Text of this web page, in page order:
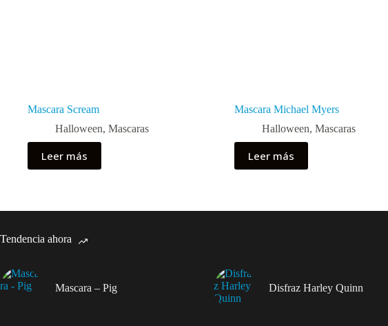
Mascara Scream
Halloween, Mascaras
Leer más
Mascara Michael Myers
Halloween, Mascaras
Leer más
Tendencia ahora
Mascara – Pig Disfraz Harley Quinn